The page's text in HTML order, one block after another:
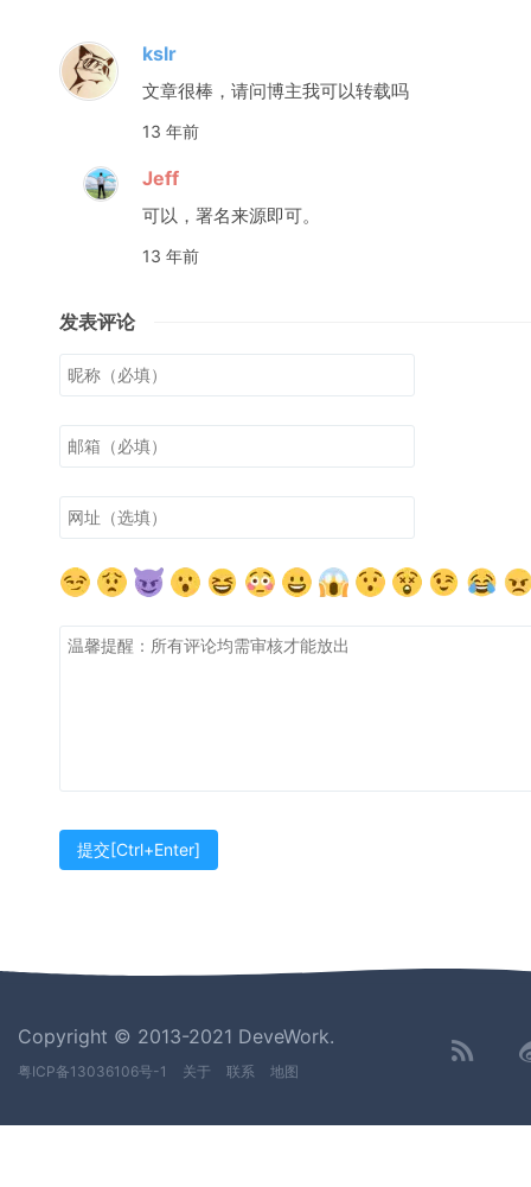
kslr
文章很棒，请问博主我可以转载吗
13 年前
Jeff
可以，署名来源即可。
13 年前
发表评论
Copyright © 2013-2021 DeveWork.
粤ICP备13036106号-1 关于 联系 地图